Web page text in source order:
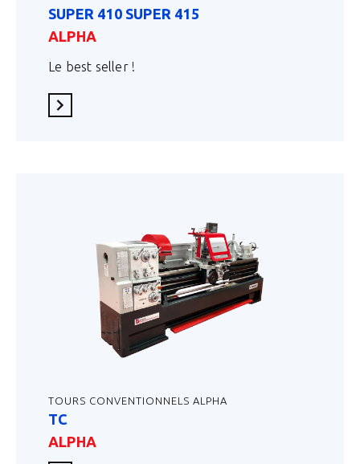
SUPER 410 SUPER 415
ALPHA
Le best seller !
En savoir plus
TOURS CONVENTIONNELS ALPHA
TC
ALPHA